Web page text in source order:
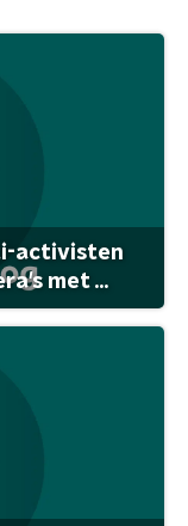
activisten
met ...